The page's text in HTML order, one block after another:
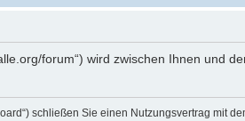
forum“) wird zwischen Ihnen und
schließen Sie einen Nutzungsvertrag mit